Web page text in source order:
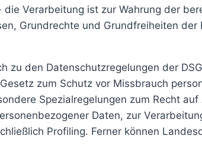
die Verarbeitung ist zur Wahrung der
Grundrechte und Grundfreiheiten
zu den Datenschutzregelungen der
zum Schutz vor Missbrauch
Spezialregelungen zum Recht
Daten, zur
Profiling. Ferner können